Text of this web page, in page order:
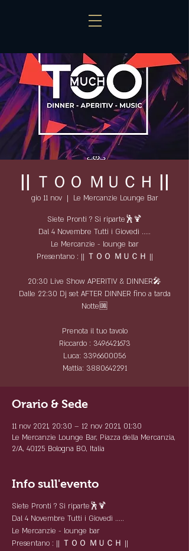
|| ＴＯＯ ＭＵＣＨ ||
gio 11 nov
  |
Le Mercanzie Lounge Bar
Siete Pronti ? Si riparte🕺🍹
Dal 4 Novembre Tutti i Giovedì .....
Le Mercanzie - lounge bar
Presentano : || ＴＯＯ ＭＵＣＨ ||
20:30 Live Show APERITIV & DINNER🎤
Dalle 22:30 Dj set AFTER DINNER fino a tarda
Notte🆒
Prenota il tuo tavolo
Riccardo : 3496421673
Luca: 3396600056
Mattia: 3880642291
Orario & Sede
11 nov 2021, 20:30 – 12 nov 2021, 01:30
Le Mercanzie Lounge Bar, Piazza della Mercanzia,
2/A, 40125 Bologna BO, Italia
Info sull'evento
Siete Pronti ? Si riparte🕺🍹
Dal 4 Novembre Tutti i Giovedì .....
Le Mercanzie - lounge bar
Presentano : || ＴＯＯ ＭＵＣＨ ||